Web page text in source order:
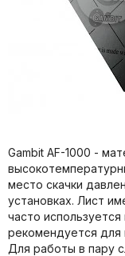
Gambit AF-1000 -
место скачки
установках. Лист
часто
рекомендуется для
Для работы в пару